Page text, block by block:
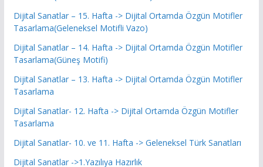
Dijital Sanatlar – 15. Hafta -> Dijital Ortamda Özgün Motifler
Tasarlama(Geleneksel Motifli Vazo)
Dijital Sanatlar – 14. Hafta -> Dijital Ortamda Özgün Motifler
Tasarlama(Güneş Motifi)
Dijital Sanatlar – 13. Hafta -> Dijital Ortamda Özgün Motifler
Tasarlama
Dijital Sanatlar- 12. Hafta -> Dijital Ortamda Özgün Motifler
Tasarlama
Dijital Sanatlar- 10. ve 11. Hafta -> Geleneksel Türk Sanatları
Dijital Sanatlar ->1.Yazılıya Hazırlık